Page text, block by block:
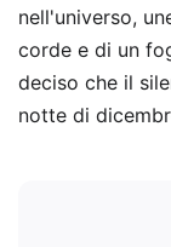
nell'universo,
corde e di un
deciso che il
notte di